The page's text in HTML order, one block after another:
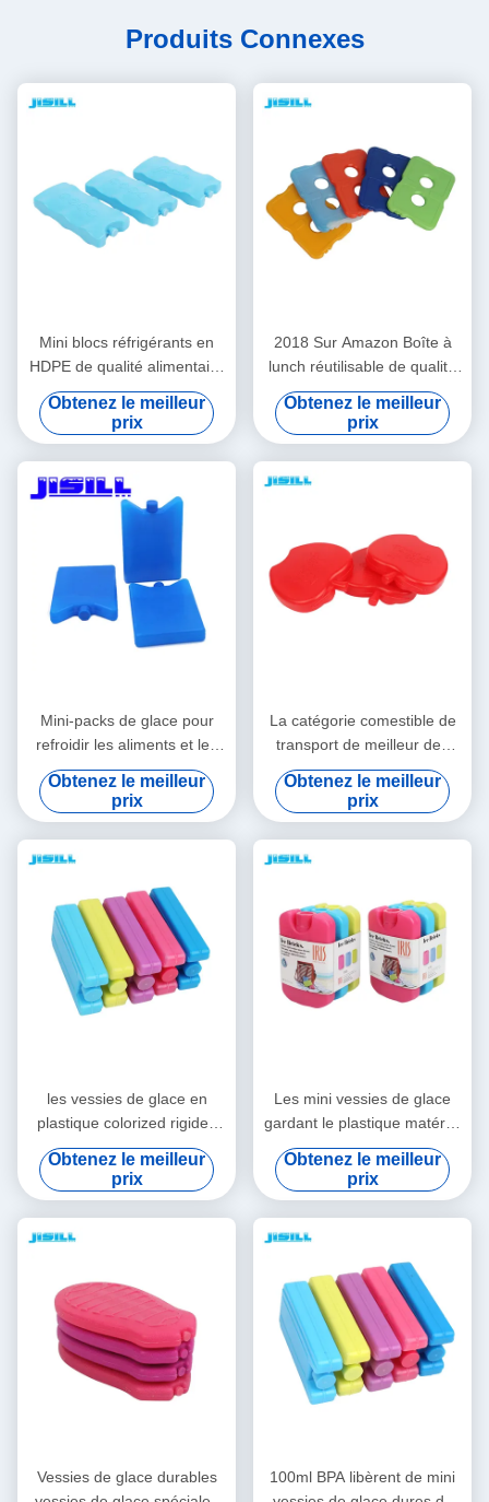
Produits Connexes
Mini blocs réfrigérants en
HDPE de qualité alimentaire
Forme/Couleur/Taille/Impression/Emballage
personnalisables Livraison
en 15-20 jours
Obtenez le meilleur
prix
2018 Sur Amazon Boîte à
lunch réutilisable de qualité
alimentaire, refroidisseur,
pack de glace mince et dur
pour sac à lunch, aspect
transparent
Obtenez le meilleur
prix
Mini-packs de glace pour
refroidir les aliments et les
boissons dans les boîtes à
lunch, les pique-niques et
plus encore. Polyvalents,
portables et réutilisables
pour le camping, la pêche et
plus encore.
Obtenez le meilleur
prix
La catégorie comestible de
transport de meilleur des
prix de glace de gel de
sports aquatiques de
pomme HDPE solaire
vaccinique de forme
colorized des vessies de
Obtenez le meilleur
prix
les vessies de glace en
plastique colorized rigides
colorées de catégorie
comestible de HDPE
emploient extensivement
gardent le refroidisseur froid
de bouteille de gel pour la
Obtenez le meilleur
prix
Les mini vessies de glace
gardant le plastique matériel
promotionnel froid de
catégorie comestible de
changement de phase de
produit hydrofuge colorized
la vessie de glace
Obtenez le meilleur
prix
Vessies de glace durables
100ml BPA libèrent de mini